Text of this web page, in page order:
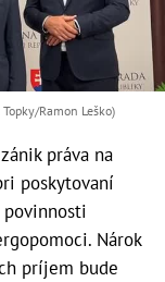
Ramon Leško)
práva na
poskytovaní
povinnosti
Nárok
príjem bude